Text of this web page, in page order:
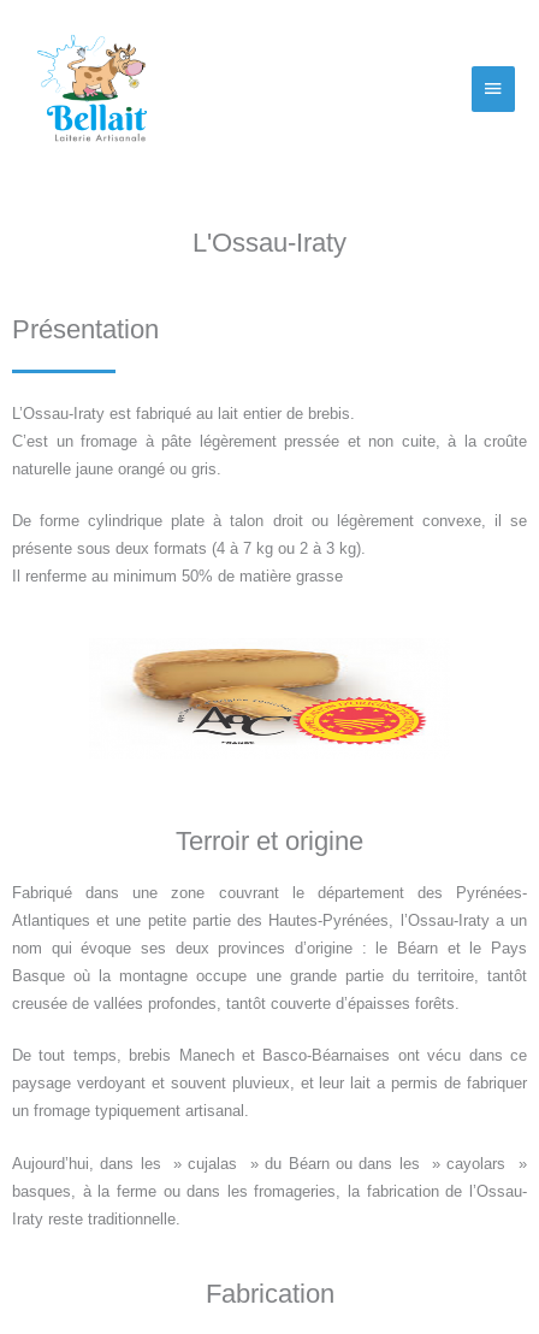
contenu
L'Ossau-Iraty
Présentation
L’Ossau-Iraty est fabriqué au lait entier de brebis.
C’est un fromage à pâte légèrement pressée et non cuite, à la croûte
naturelle jaune orangé ou gris.
De forme cylindrique plate à talon droit ou légèrement convexe, il se
présente sous deux formats (4 à 7 kg ou 2 à 3 kg).
Il renferme au minimum 50% de matière grasse
Terroir et origine
Fabriqué dans une zone couvrant le département des Pyrénées-
Atlantiques et une petite partie des Hautes-Pyrénées, l’Ossau-Iraty a un
nom qui évoque ses deux provinces d’origine : le Béarn et le Pays
Basque où la montagne occupe une grande partie du territoire, tantôt
creusée de vallées profondes, tantôt couverte d’épaisses forêts.
De tout temps, brebis Manech et Basco-Béarnaises ont vécu dans ce
paysage verdoyant et souvent pluvieux, et leur lait a permis de fabriquer
un fromage typiquement artisanal.
Aujourd’hui, dans les » cujalas » du Béarn ou dans les » cayolars »
basques, à la ferme ou dans les fromageries, la fabrication de l’Ossau-
Iraty reste traditionnelle.
Fabrication